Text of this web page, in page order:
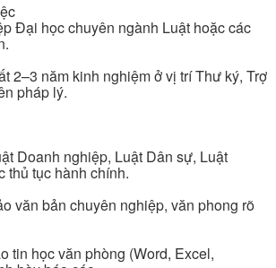
Đại học chuyên ngành Luật hoặc các
2–3 năm kinh nghiệm ở vị trí Thư ký, Trợ
pháp lý.
Doanh nghiệp, Luật Dân sự, Luật
thủ tục hành chính.
văn bản chuyên nghiệp, văn phong rõ
tin học văn phòng (Word, Excel,